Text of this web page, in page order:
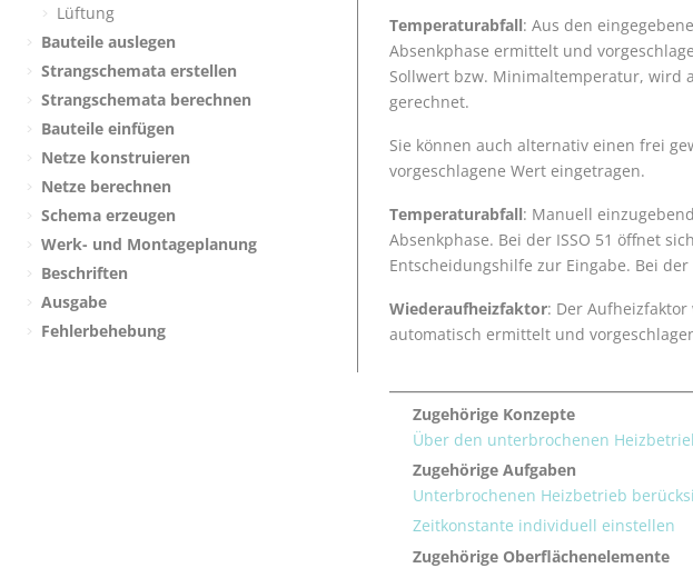
Lüftung
Bauteile auslegen
Strangschemata erstellen
Strangschemata berechnen
Bauteile einfügen
Netze konstruieren
Netze berechnen
Schema erzeugen
Werk- und Montageplanung
Beschriften
Ausgabe
Fehlerbehebung
Temperaturabfall: Aus den
Absenkphase ermittelt und
Sollwert bzw. Minimaltemperatur, wird
gerechnet.
Sie können auch alternativ einen frei
vorgeschlagene Wert eingetragen.
Temperaturabfall: Manuell
Absenkphase. Bei der ISSO 51 öffnet
Entscheidungshilfe zur Eingabe. Bei
Wiederaufheizfaktor: Der
automatisch ermittelt und
Zugehörige Konzepte
Über den unterbrochenen
Zugehörige Aufgaben
Unterbrochenen Heizbetrieb
Zeitkonstante individuell einstellen
Zugehörige Oberflächenelemente